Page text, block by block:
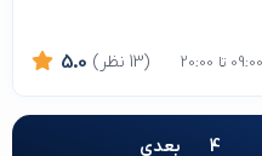
5.0 (13 نظر)
4 بعدی